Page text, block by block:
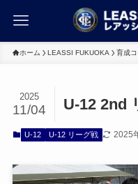
ホーム LEASSI FUKUOKA 育成
U-12 2nd
2025
11/04
U-12 U-12 リーグ戦 2025